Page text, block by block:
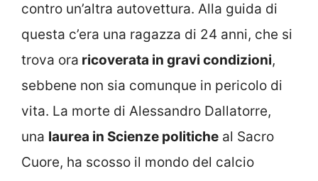
contro un’altra autovettura. Alla guida di
questa c’era una ragazza di 24 anni, che si
trova ora ricoverata in gravi condizioni,
sebbene non sia comunque in pericolo di
vita. La morte di Alessandro Dallatorre,
una laurea in Scienze politiche al Sacro
Cuore, ha scosso il mondo del calcio